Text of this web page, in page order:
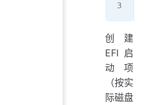
创建
EFI 启
动项
（按实
际磁盘